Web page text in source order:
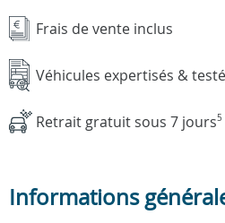
Frais de vente inclus
Véhicules expertisés &
Retrait gratuit sous 7 jours5
Informations